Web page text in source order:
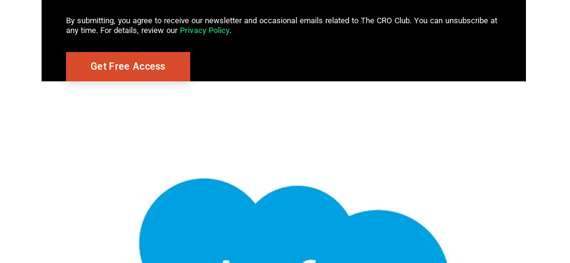
By submitting, you agree to receive our newsletter and occasional emails related to The CRO Club. You can unsubscribe at
any time. For details, review our Privacy Policy.